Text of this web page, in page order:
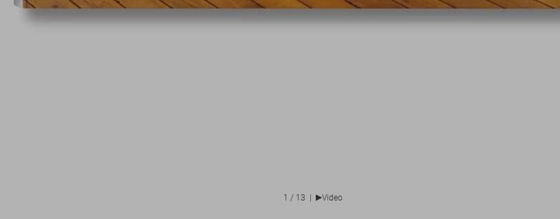
1 / 13 | ▶Video